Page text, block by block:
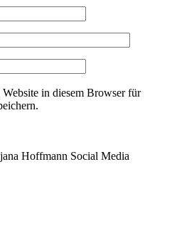
in diesem Browser für